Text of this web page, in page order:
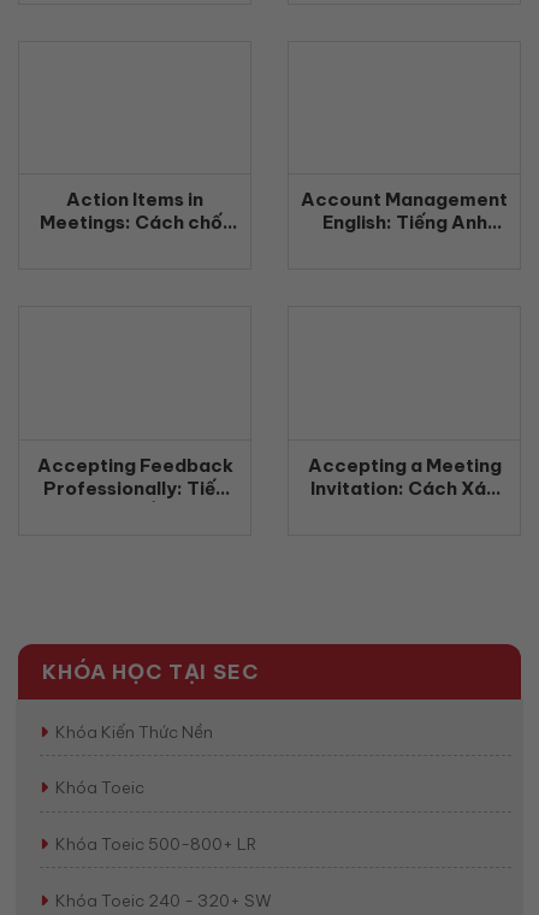
Action Items in
Meetings: Cách chốt
Account Management
English: Tiếng Anh
Accepting Feedback
Professionally: Tiếp
Accepting a Meeting
Invitation: Cách Xác
KHÓA HỌC TẠI SEC
Khóa Kiến Thức Nền
Khóa Toeic
Khóa Toeic 500-800+ LR
Khóa Toeic 240 - 320+ SW